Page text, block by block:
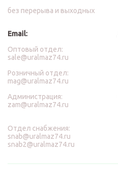
без перерыва и выходных
Email:
Оптовый отдел:
sale@uralmaz74.ru
Розничный отдел:
mag@uralmaz74.ru
Администрация:
zam@uralmaz74.ru
Отдел снабжения:
snab@uralmaz74.ru
snab2@uralmaz74.ru